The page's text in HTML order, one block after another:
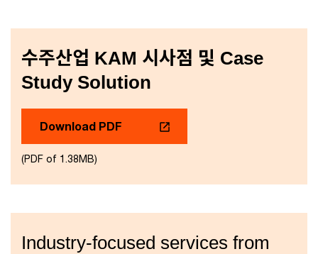
수주산업 KAM 시사점 및 Case
Study Solution
Download PDF
(PDF of 1.38MB)
Industry-focused services from